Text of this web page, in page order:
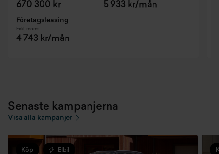
670 300 kr 5 933 kr/mån
Företagsleasing
Exkl. moms
4 743 kr/mån
Senaste kampanjerna
Visa alla kampanjer
Köp Elbil